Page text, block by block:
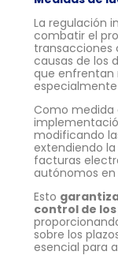
La regulación
combatir el
transacciones
causas de los
que enfrentan
Como medida
modificando
extendiendo
facturas
autónomos
Esto
control de
sobre los
esencial para